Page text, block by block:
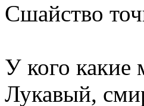
Сшайство
У кого какие
Лукавый,